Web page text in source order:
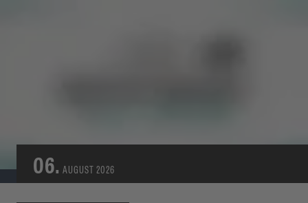
06. AUGUST 2026